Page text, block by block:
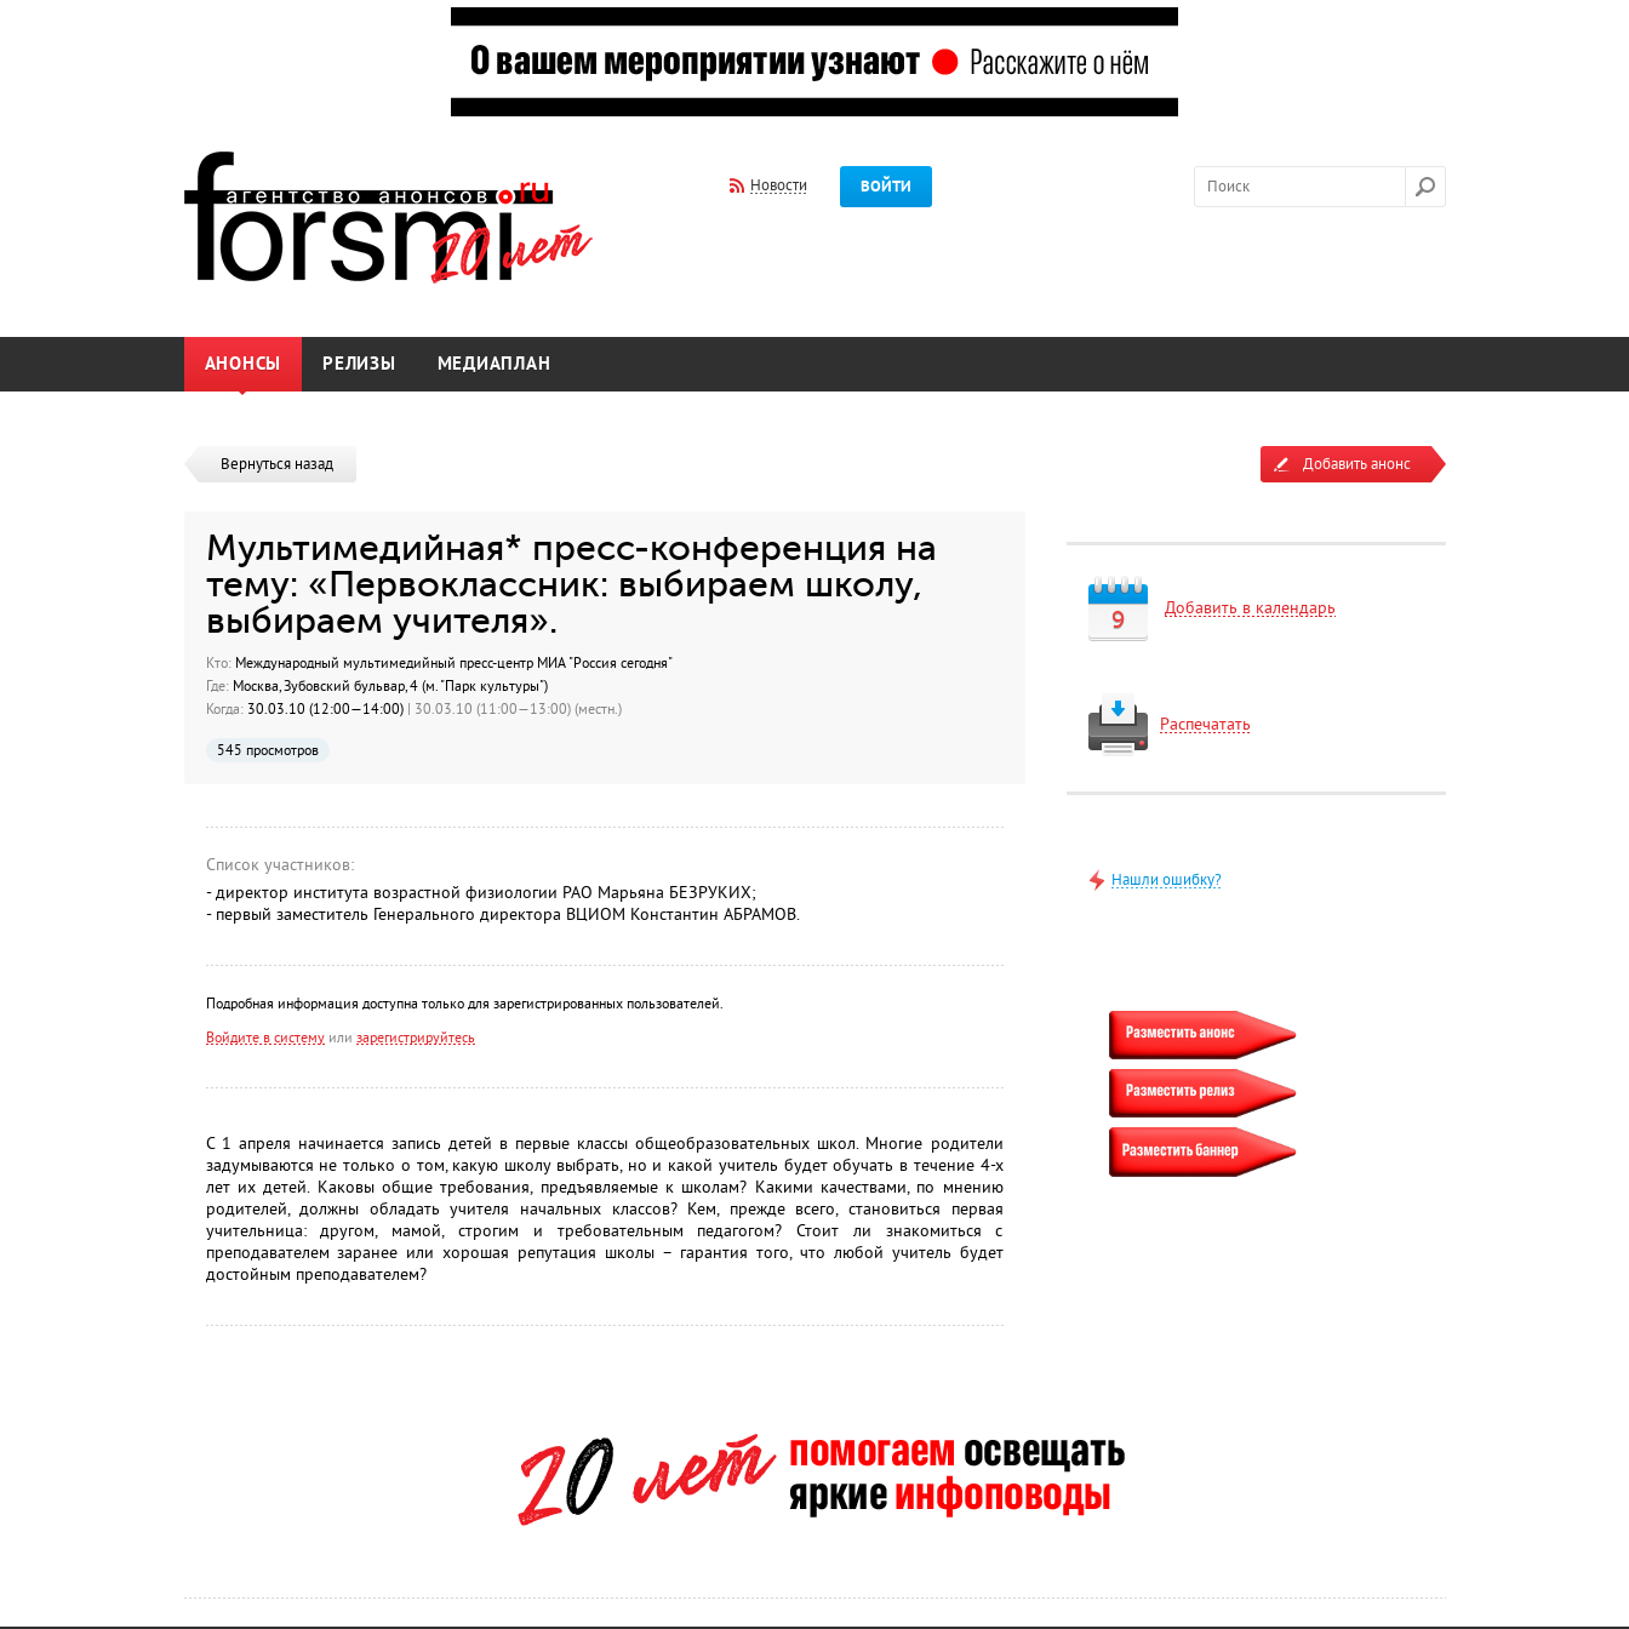
Новости ВОЙТИ
АНОНСЫ РЕЛИЗЫ МЕДИАПЛАН
Вернуться назад
Мультимедийная* пресс-конференция на
тему: «Первоклассник: выбираем школу,
выбираем учителя».
Кто:Международный мультимедийный пресс-центр МИА "Россия сегодня"
Где:Москва, Зубовский бульвар, 4 (м. "Парк культуры")
Когда:30.03.10 (12:00—14:00) | 30.03.10 (11:00—13:00) (местн.)
545 просмотров
Список участников:
- директор института возрастной физиологии РАО Марьяна БЕЗРУКИХ;
- первый заместитель Генерального директора ВЦИОМ Константин АБРАМОВ.
Подробная информация доступна только для зарегистрированных пользователей.
Войдите в системуили зарегистрируйтесь
С 1 апреля начинается запись детей в первые классы общеобразовательных школ. Многие родители
задумываются не только о том, какую школу выбрать, но и какой учитель будет обучать в течение 4-х
лет их детей. Каковы общие требования, предъявляемые к школам? Какими качествами, по мнению
родителей, должны обладать учителя начальных классов? Кем, прежде всего, становиться первая
учительница: другом, мамой, строгим и требовательным педагогом? Стоит ли знакомиться с
преподавателем заранее или хорошая репутация школы – гарантия того, что любой учитель будет
достойным преподавателем?
Добавить анонс
9 Добавить в календарь
Распечатать
Нашли ошибку?